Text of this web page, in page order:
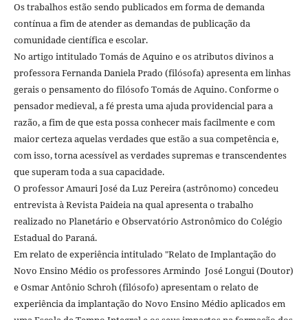
Os trabalhos estão sendo publicados em forma de demanda
contínua a fim de atender as demandas de publicação da
comunidade científica e escolar.
No artigo intitulado Tomás de Aquino e os atributos divinos a
professora Fernanda Daniela Prado (filósofa) apresenta em linhas
gerais o pensamento do filósofo Tomás de Aquino. Conforme o
pensador medieval, a fé presta uma ajuda providencial para a
razão, a fim de que esta possa conhecer mais facilmente e com
maior certeza aquelas verdades que estão a sua competência e,
com isso, torna acessível as verdades supremas e transcendentes
que superam toda a sua capacidade.
O professor Amauri José da Luz Pereira (astrônomo) concedeu
entrevista à Revista Paideia na qual apresenta o trabalho
realizado no Planetário e Observatório Astronômico do Colégio
Estadual do Paraná.
Em relato de experiência intitulado "Relato de Implantação do
Novo Ensino Médio os professores Armindo José Longui (Doutor)
e Osmar Antônio Schroh (filósofo) apresentam o relato de
experiência da implantação do Novo Ensino Médio aplicados em